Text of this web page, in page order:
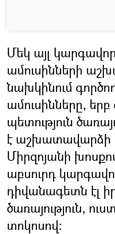
Մեկ այլ
ամուսինների
նախկինում
ամուսինները,
պետություն
է աշխատավարձի
Միրզոյանի
աբսուրդ
դիվանագետն էլ
ծառայություն,
տոկոսով։